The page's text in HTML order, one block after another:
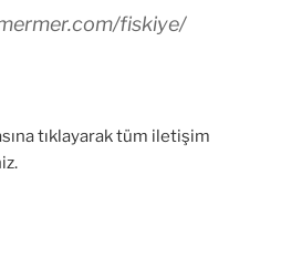
fiskiye/
tıklayarak tüm iletişim